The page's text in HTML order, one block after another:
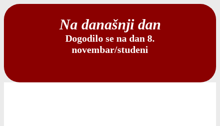
Na današnji dan
Dogodilo se na dan 8.
novembar/studeni